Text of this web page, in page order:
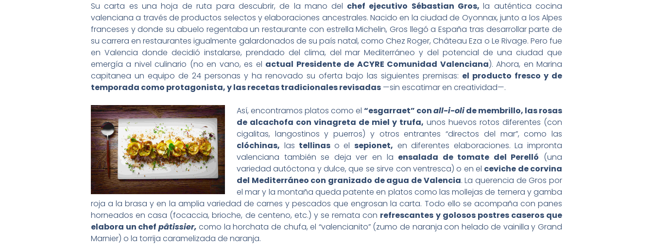
Su carta es una hoja de ruta para descubrir, de la mano del chef ejecutivo Sébastian Gros,la auténtica cocina
valenciana a través de productos selectos y elaboraciones ancestrales. Nacido en la ciudad de Oyonnax, junto a los Alpes
franceses y donde su abuelo regentaba un restaurante con estrella Michelin, Gros llegó a España tras desarrollar parte de
su carrera en restaurantes igualmente galardonados de su país natal, como Chez Roger, Château Eza o Le Rivage. Pero fue
en Valencia donde decidió instalarse, prendado del clima, del mar Mediterráneo y del potencial de una ciudad que
emergía a nivel culinario (no en vano, es el actual Presidente de ACYRE Comunidad Valenciana). Ahora, en Marina
capitanea un equipo de 24 personas y ha renovado su oferta bajo las siguientes premisas: el producto fresco y de
temporada como protagonista, y las recetas tradicionales revisadas —sin escatimar en creatividad—.
Así, encontramos platos como el “esgarraet” conall-i-olide membrillo, las rosas
de alcachofa con vinagreta de miel y trufa, unos huevos rotos diferentes (con
cigalitas, langostinos y puerros) y otros entrantes “directos del mar”, como las
clóchinas, las tellinas o elsepionet, en diferentes elaboraciones. La impronta
valenciana también se deja ver en la ensalada de tomate del Perelló (una
variedad autóctona y dulce, que se sirve con ventresca) o en el ceviche de corvina
del Mediterráneo con granizado de agua de Valencia. La querencia de Gros por
el mar y la montaña queda patente en platos como las mollejas de ternera y gamba
roja a la brasa y en la amplia variedad de carnes y pescados que engrosan la carta. Todo ello se acompaña con panes
horneados en casa (focaccia, brioche, de centeno, etc.) y se remata con refrescantes y golosos postres caseros que
elabora un chef pâtissier, como la horchata de chufa, el “valencianito” (zumo de naranja con helado de vainilla y Grand
Marnier) o la torrija caramelizada de naranja.